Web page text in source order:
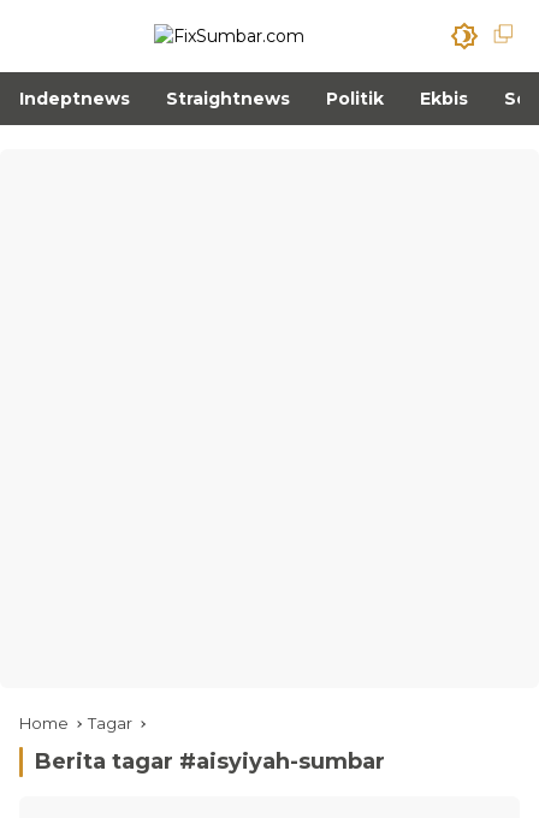
Indeptnews Straightnews Politik Ekbis
Home Tagar
Berita tagar #aisyiyah-sumbar